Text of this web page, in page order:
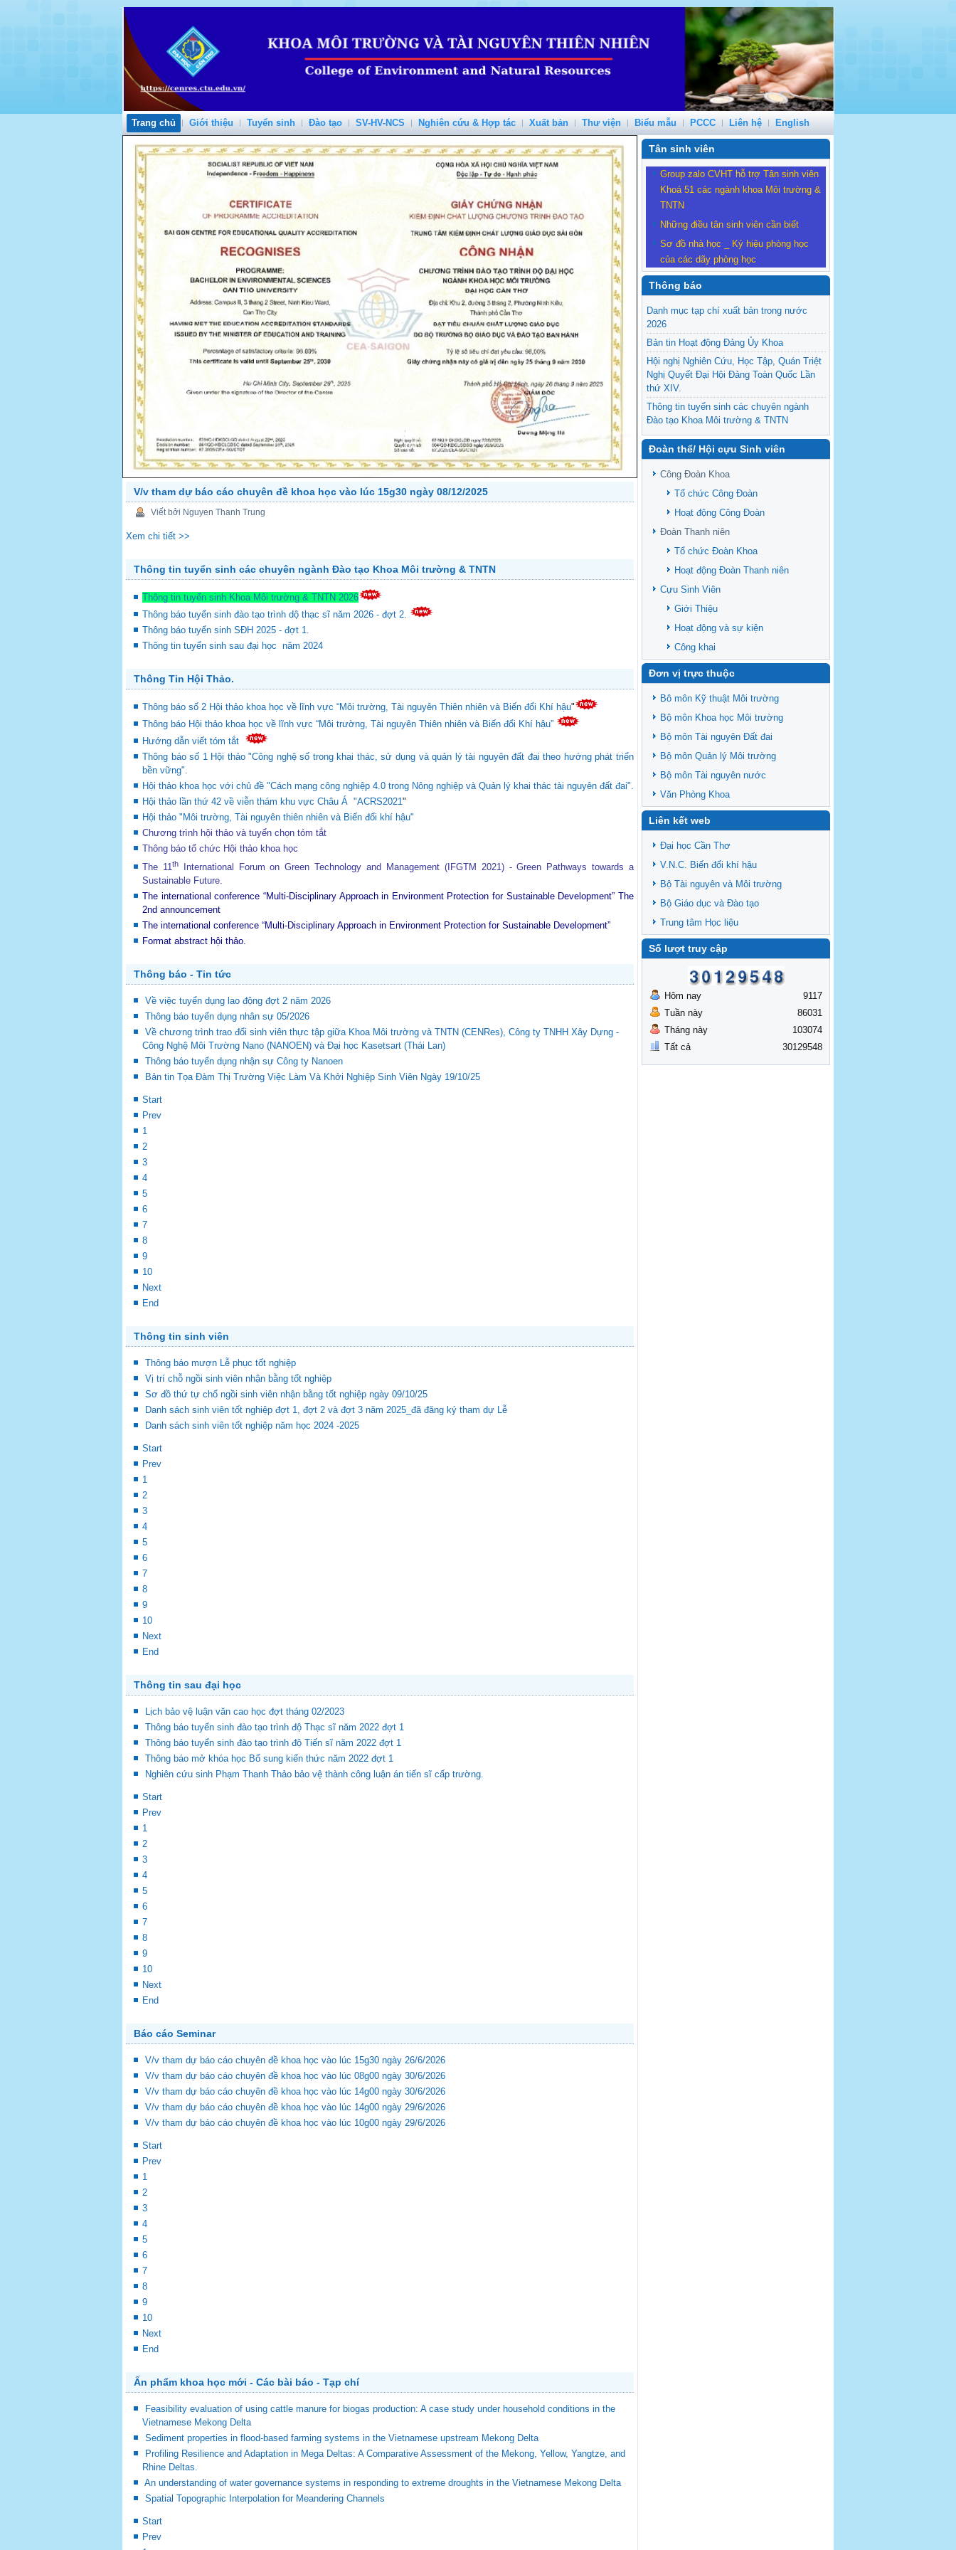
Trang chủ Giới thiệu Tuyển sinh Đào tạo SV-HV-NCS Nghiên cứu & Hợp tác Xuất bản Thư viện Biểu mẫu PCCC Liên hệ English
NEXT
V/v tham dự báo cáo chuyên đề khoa học vào lúc 15g30 ngày 08/12/2025
Viết bởi Nguyen Thanh Trung
Xem chi tiết >>
Thông tin tuyển sinh các chuyên ngành Đào tạo Khoa Môi trường & TNTN
Thông tin tuyển sinh Khoa Môi trường & TNTN 2026
Thông báo tuyển sinh đào tạo trình dộ thạc sĩ năm 2026 - đợt 2.
Thông báo tuyển sinh SĐH 2025 - đợt 1.
Thông tin tuyển sinh sau đại học năm 2024
Thông Tin Hội Thảo.
Thông báo số 2 Hội thảo khoa học về lĩnh vực “Môi trường, Tài nguyên Thiên nhiên và Biến đổi Khí hậu"
Thông báo Hội thảo khoa học về lĩnh vực “Môi trường, Tài nguyên Thiên nhiên và Biến đổi Khí hậu”
Hướng dẫn viết tóm tắt
Thông báo số 1 Hội thảo "Công nghệ số trong khai thác, sử dụng và quản lý tài nguyên đất đai theo hướng phát triển
bền vững".
Hội thảo khoa học với chủ đề "Cách mạng công nghiệp 4.0 trong Nông nghiệp và Quản lý khai thác tài nguyên đất đai".
Hội thảo lần thứ 42 về viễn thám khu vực Châu Á "ACRS2021"
Hội thảo "Môi trường, Tài nguyên thiên nhiên và Biến đổi khí hậu"
Chương trình hội thảo và tuyển chọn tóm tắt
Thông báo tổ chức Hội thảo khoa học
The 11thInternational Forum on Green Technology and Management (IFGTM 2021) - Green Pathways towards a
Sustainable Future.
The international conference “Multi-Disciplinary Approach in Environment Protection for Sustainable Development” The
2nd announcement
The international conference “Multi-Disciplinary Approach in Environment Protection for Sustainable Development”
Format abstract hội thảo.
Thông báo - Tin tức
Về việc tuyển dụng lao động đợt 2 năm 2026
Thông báo tuyển dụng nhân sự 05/2026
Về chương trình trao đổi sinh viên thực tập giữa Khoa Môi trường và TNTN (CENRes), Công ty TNHH Xây Dựng -
Công Nghệ Môi Trường Nano (NANOEN) và Đại học Kasetsart (Thái Lan)
Thông báo tuyển dụng nhận sự Công ty Nanoen
Bản tin Tọa Đàm Thị Trường Việc Làm Và Khởi Nghiệp Sinh Viên Ngày 19/10/25
Start
Prev
1
2
3
4
5
6
7
8
9
10
Next
End
Thông tin sinh viên
Thông báo mượn Lễ phục tốt nghiệp
Vị trí chỗ ngồi sinh viên nhận bằng tốt nghiệp
Sơ đồ thứ tự chổ ngồi sinh viên nhận bằng tốt nghiệp ngày 09/10/25
Danh sách sinh viên tốt nghiệp đợt 1, đợt 2 và đợt 3 năm 2025_đã đăng ký tham dự Lễ
Danh sách sinh viên tốt nghiệp năm học 2024 -2025
Start
Prev
1
2
3
4
5
6
7
8
9
10
Next
End
Thông tin sau đại học
Lịch bảo vệ luận văn cao học đợt tháng 02/2023
Thông báo tuyển sinh đào tạo trình độ Thạc sĩ năm 2022 đợt 1
Thông báo tuyển sinh đào tạo trình độ Tiến sĩ năm 2022 đợt 1
Thông báo mở khóa học Bổ sung kiến thức năm 2022 đợt 1
Nghiên cứu sinh Phạm Thanh Thảo bảo vệ thành công luận án tiến sĩ cấp trường.
Start
Prev
1
2
3
4
5
6
7
8
9
10
Next
End
Báo cáo Seminar
V/v tham dự báo cáo chuyên đề khoa học vào lúc 15g30 ngày 26/6/2026
V/v tham dự báo cáo chuyên đề khoa học vào lúc 08g00 ngày 30/6/2026
V/v tham dự báo cáo chuyên đề khoa học vào lúc 14g00 ngày 30/6/2026
V/v tham dự báo cáo chuyên đề khoa học vào lúc 14g00 ngày 29/6/2026
V/v tham dự báo cáo chuyên đề khoa học vào lúc 10g00 ngày 29/6/2026
Start
Prev
1
2
3
4
5
6
7
8
9
10
Next
End
Ấn phẩm khoa học mới - Các bài báo - Tạp chí
Feasibility evaluation of using cattle manure for biogas production: A case study under household conditions in the
Vietnamese Mekong Delta
Sediment properties in flood-based farming systems in the Vietnamese upstream Mekong Delta
Profiling Resilience and Adaptation in Mega Deltas: A Comparative Assessment of the Mekong, Yellow, Yangtze, and
Rhine Deltas.
An understanding of water governance systems in responding to extreme droughts in the Vietnamese Mekong Delta
Spatial Topographic Interpolation for Meandering Channels
Start
Prev
Tân sinh viên
Group zalo CVHT hỗ trợ Tân sinh viên
Khoá 51 các ngành khoa Môi trường &
TNTN
Những điều tân sinh viên cần biết
Sơ đồ nhà học _ Ký hiệu phòng học
của các dãy phòng học
Thông báo
Danh mục tạp chí xuất bản trong nước
2026
Bản tin Hoạt động Đảng Ủy Khoa
Hội nghị Nghiên Cứu, Học Tập, Quán Triệt
Nghị Quyết Đại Hội Đảng Toàn Quốc Lần
thứ XIV.
Thông tin tuyển sinh các chuyên ngành
Đào tạo Khoa Môi trường & TNTN
Feasibility evaluation of using cattle
manure for biogas production: A case study
Vietnamese Mekong Delta
Sediment properties in flood-based farming
systems in the Vietnamese upstream
Văn bản - Quy định
Ban chấp hành Đảng bộ khoa
Đoàn thể/ Hội cựu Sinh viên
Công Đoàn Khoa
Tổ chức Công Đoàn
Hoạt động Công Đoàn
Đoàn Thanh niên
Tổ chức Đoàn Khoa
Hoạt động Đoàn Thanh niên
Cựu Sinh Viên
Giới Thiệu
Hoạt động và sự kiện
Công khai
Đơn vị trực thuộc
Bô môn Kỹ thuật Môi trường
Bộ môn Khoa học Môi trường
Bộ môn Tài nguyên Đất đai
Bộ môn Quản lý Môi trường
Bộ môn Tài nguyên nước
Văn Phòng Khoa
Liên kết web
Đại học Cần Thơ
V.N.C. Biến đổi khí hậu
Bộ Tài nguyên và Môi trường
Bộ Giáo dục và Đào tạo
Trung tâm Học liệu
Số lượt truy cập
Hôm nay
Tuần này
Tháng này
Tất cả
9117
86031
103074
30129548